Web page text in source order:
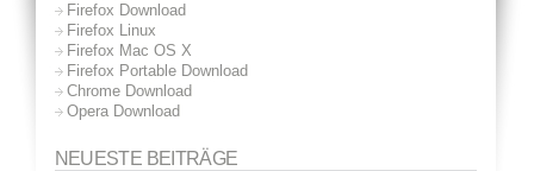
Firefox Download
Firefox Linux
Firefox Mac OS X
Firefox Portable Download
Chrome Download
Opera Download
NEUESTE BEITRÄGE